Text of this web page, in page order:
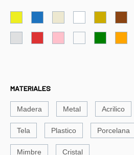
MATERIALES
Madera Metal Acrilico
Tela Plastico Porcelana
Mimbre Cristal